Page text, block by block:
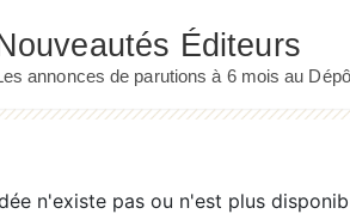
n'existe pas ou n'est plus